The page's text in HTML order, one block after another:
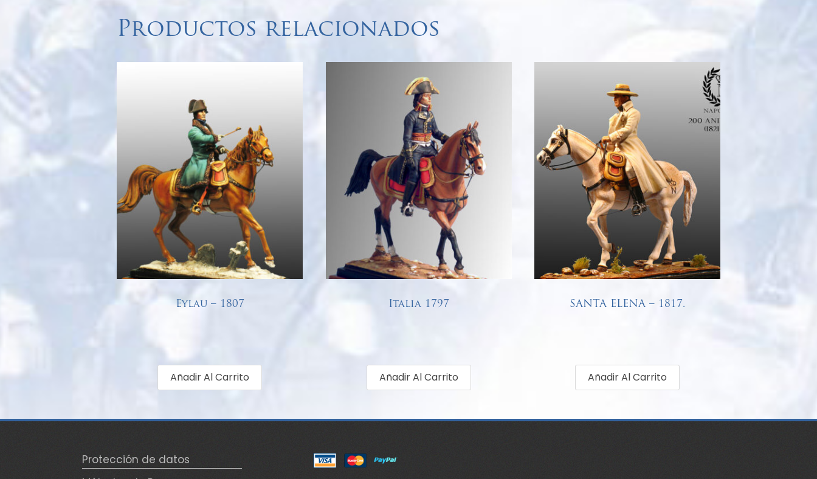
Productos relacionados
Eylau – 1807
Añadir Al Carrito
Italia 1797
Añadir Al Carrito
SANTA ELENA – 1817.
Añadir Al Carrito
Protección de datos